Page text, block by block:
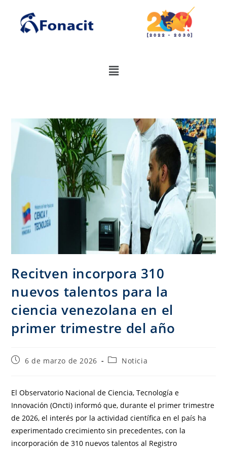
Recitven incorpora 310
nuevos talentos para la
ciencia venezolana en el
primer trimestre del año
6 de marzo de 2026 Noticia
El Observatorio Nacional de Ciencia, Tecnología e
Innovación (Oncti) informó que, durante el primer trimestre
de 2026, el interés por la actividad científica en el país ha
experimentado crecimiento sin precedentes, con la
incorporación de 310 nuevos talentos al Registro